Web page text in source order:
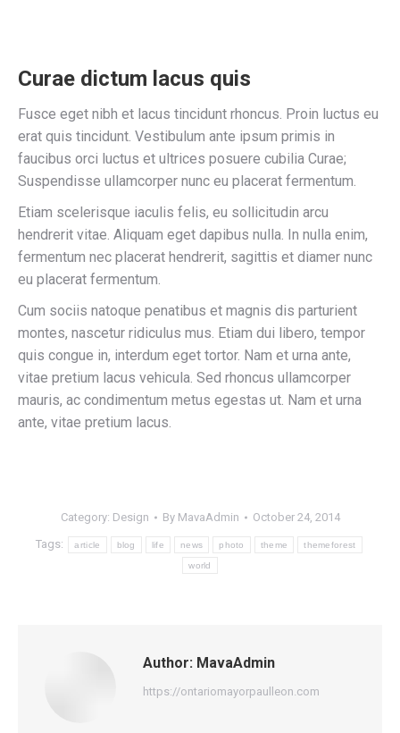
Curae dictum lacus quis
Fusce eget nibh et lacus tincidunt rhoncus. Proin luctus eu
erat quis tincidunt. Vestibulum ante ipsum primis in
faucibus orci luctus et ultrices posuere cubilia Curae;
Suspendisse ullamcorper nunc eu placerat fermentum.
Etiam scelerisque iaculis felis, eu sollicitudin arcu
hendrerit vitae. Aliquam eget dapibus nulla. In nulla enim,
fermentum nec placerat hendrerit, sagittis et diamer nunc
eu placerat fermentum.
Cum sociis natoque penatibus et magnis dis parturient
montes, nascetur ridiculus mus. Etiam dui libero, tempor
quis congue in, interdum eget tortor. Nam et urna ante,
vitae pretium lacus vehicula. Sed rhoncus ullamcorper
mauris, ac condimentum metus egestas ut. Nam et urna
ante, vitae pretium lacus.
Category: Design By MavaAdmin October 24, 2014
Tags: article blog life news photo theme themeforest
world
Author: MavaAdmin
https://ontariomayorpaulleon.com